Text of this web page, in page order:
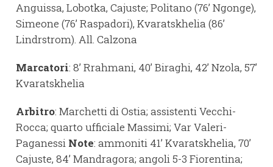
Anguissa, Lobotka, Cajuste; Politano (76’ Ngonge),
Simeone (76’ Raspadori), Kvaratskhelia (86’
Lindrstrom). All. Calzona
Marcatori: 8’ Rrahmani, 40’ Biraghi, 42’ Nzola, 57’
Kvaratskhelia
Arbitro: Marchetti di Ostia; assistenti Vecchi-
Rocca; quarto ufficiale Massimi; Var Valeri-
Paganessi Note: ammoniti 41’ Kvaratskhelia, 70’
Cajuste, 84’ Mandragora; angoli 5-3 Fiorentina;